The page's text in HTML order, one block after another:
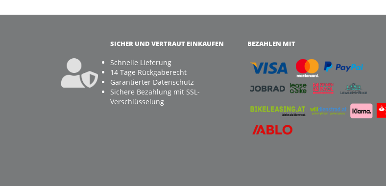
SICHER UND VERTRAUT EINKAUFEN
Schnelle Lieferung
14 Tage Rückgaberecht
Garantierter Datenschutz
Sichere Bezahlung mit SSL-
Verschlüsselung
BEZAHLEN MIT